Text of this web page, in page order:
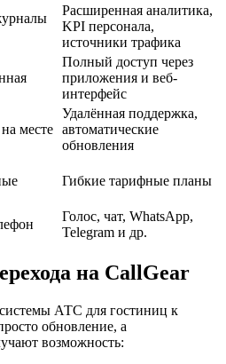
Расширенная аналитика,
KPI персонала,
источники трафика
Полный доступ через
приложения и веб-
интерфейс
месте
Удалённая поддержка,
автоматические
обновления
Гибкие тарифные планы
Голос, чат, WhatsApp,
Telegram и др.
на CallGear
АТС для гостиниц к
обновление, а
возможность: